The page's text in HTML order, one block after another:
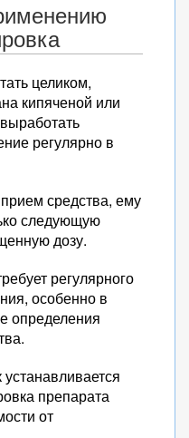
целиком,
кипяченой или
регулярно в
средства, ему
следующую
дозу.
регулярного
особенно в
определения
устанавливается
препарата
от